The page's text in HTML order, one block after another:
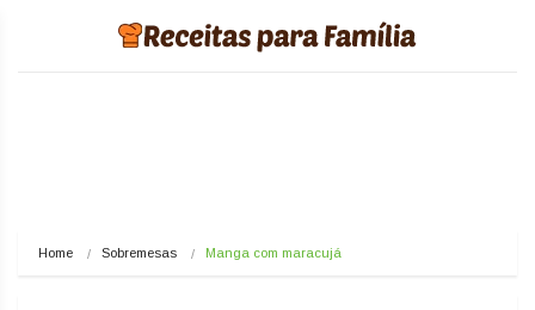
Home Sobremesas Manga com maracujá